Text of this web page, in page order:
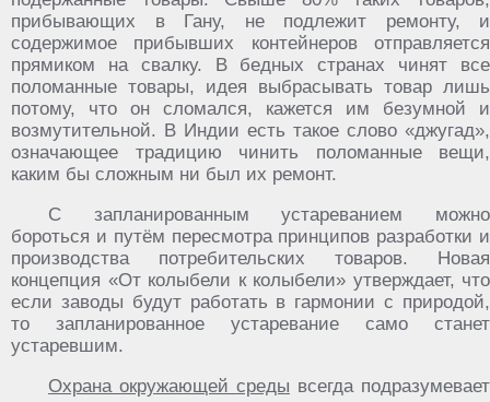
прибывающих в Гану, не подлежит ремонту, и
содержимое прибывших контейнеров отправляется
прямиком на свалку. В бедных странах чинят все
поломанные товары, идея выбрасывать товар лишь
потому, что он сломался, кажется им безумной и
возмутительной. В Индии есть такое слово «джугад»,
означающее традицию чинить поломанные вещи,
каким бы сложным ни был их ремонт.
С запланированным устареванием можно
бороться и путём пересмотра принципов разработки и
производства потребительских товаров. Новая
концепция «От колыбели к колыбели» утверждает, что
если заводы будут работать в гармонии с природой,
то запланированное устаревание само станет
устаревшим.
Охрана окружающей среды всегда подразумевает